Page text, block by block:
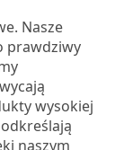
Nasze
prawdziwy
wysokiej
naszym